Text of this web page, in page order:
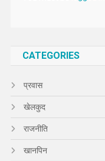
CATEGORIES
प्रवास
खेलकुद
राजनीति
खानपिन